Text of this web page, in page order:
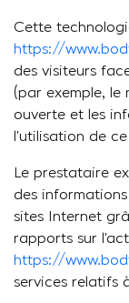
Cette
https://
des visiteurs
(par exemple,
ouverte et les
l’utilisation de
Le prestataire
des
sites Internet
rapports sur
https://
services relatifs